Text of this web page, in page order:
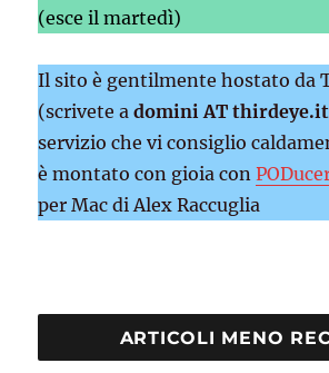
(esce il martedì)
Il sito è gentilmente hostato da
(scrivete adomini AT thirdeye.it
servizio che vi consiglio
è montato con gioia con
per Mac di Alex Raccuglia
ARTICOLI MENO